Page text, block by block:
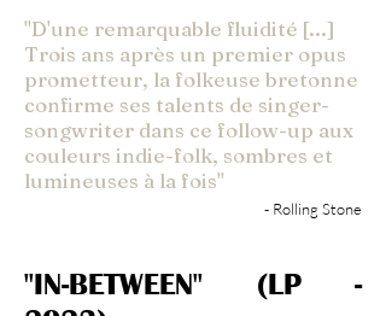
"D'une remarquable fluidité [...]
Trois ans après un premier opus
prometteur, la folkeuse bretonne
confirme ses talents de singer-
songwriter dans ce follow-up aux
couleurs indie-folk, sombres et
lumineuses à la fois"
- Rolling Stone
"IN-BETWEEN" (LP -